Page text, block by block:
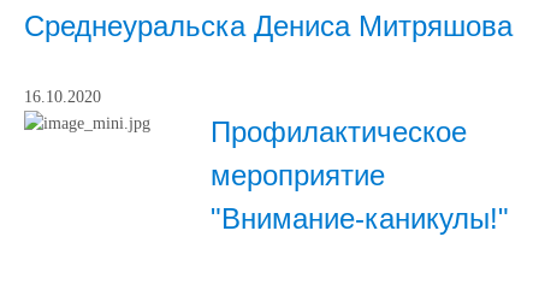
Среднеуральска Дениса Митряшова
16.10.2020
Профилактическое
мероприятие
"Внимание-каникулы!"